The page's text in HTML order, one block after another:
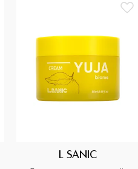
L SANIC